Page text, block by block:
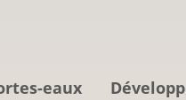
eaux